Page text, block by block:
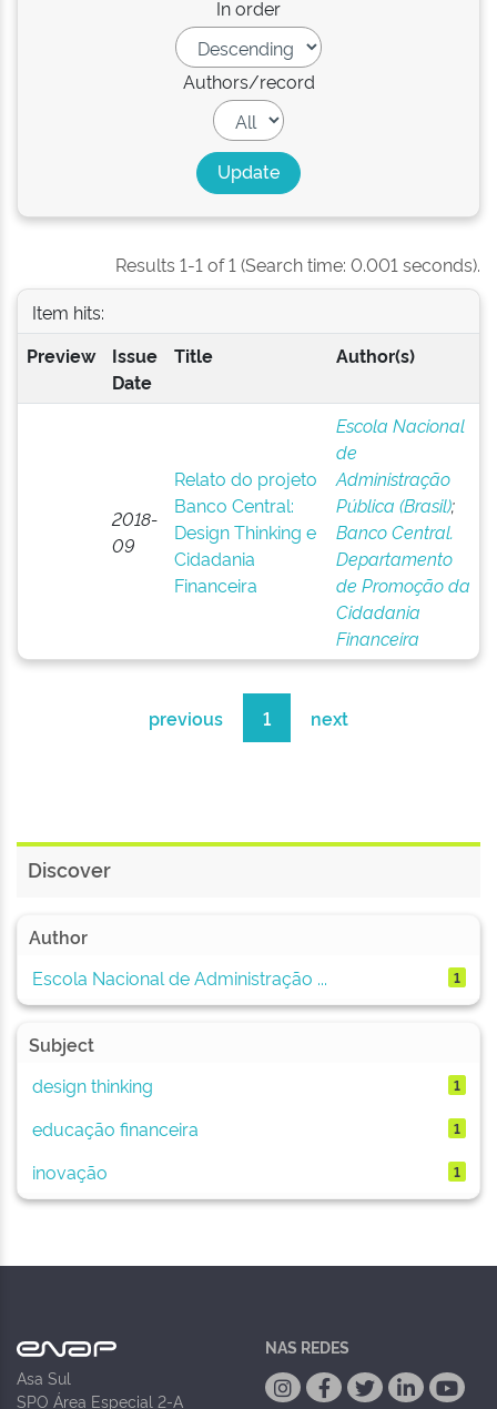
In order
Authors/record
Results 1-1 of 1 (Search time: 0.001 seconds).
Item hits:
Preview
Issue
Date
Title Author(s)
2018-
09
Relato do projeto
Banco Central:
Design Thinking e
Cidadania
Financeira
Escola Nacional
de
Administração
Pública (Brasil);
Banco Central.
Departamento
de Promoção da
Cidadania
Financeira
previous 1 next
Discover
Author
Escola Nacional de Administração ...
1
Subject
design thinking
1
educação financeira 1
inovação 1
Asa Sul
SPO Área Especial 2-A
NAS REDES